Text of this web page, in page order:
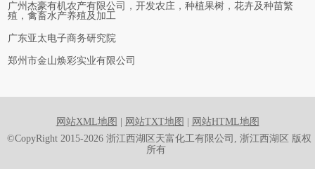
广州杰豪有机农产有限公司，开发农庄，种植果树，花卉及种苗繁
殖，禽畜水产养殖及加工
广东亚太电子商务研究院
郑州市金山焕彩实业有限公司
网站XML地图 网站TXT地图
网站HTML地图
©CopyRight 2015-2026 浙江西湖区天富化工有限公司, 浙江西湖区 版权
所有